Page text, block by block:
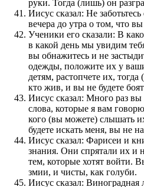
руки. Тогда (лишь) он
Иисус сказал: Не
вечера до утра о том, что
Ученики его сказали: В
в какой день мы увидим
вы обнажитесь и не
одежды, положите их у
детям, растопчете их,
кто жив, и вы не будете
Иисус сказал: Много раз
слова, которые я вам
кого (вы можете) слышать
будете искать меня, вы не
Иисус сказал: Фарисеи и
знания. Они спрятали их и
тем, которые хотят войти.
змии, и чисты, как голуби.
Иисус сказал: Виноградная